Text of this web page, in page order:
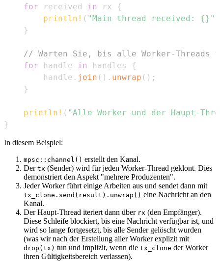
for received in rx
{
println! ( "Main thread received: {}"
}
// Warten Sie, bis alle Worker-Threads
for handle in handles
{
        handle
. join ( ) . unwrap ( ) ;
}
println! ( "Alle Worker und der Haupt-
}
In diesem Beispiel:
mpsc::channel() erstellt den Kanal.
Der tx (Sender) wird für jeden Worker-Thread geklont. Dies
demonstriert den Aspekt "mehrere Produzenten".
Jeder Worker führt einige Arbeiten aus und sendet dann mit
tx_clone.send(result).unwrap() eine Nachricht an den
Kanal.
Der Haupt-Thread iteriert dann über rx (den Empfänger).
Diese Schleife blockiert, bis eine Nachricht verfügbar ist, und
wird so lange fortgesetzt, bis alle Sender gelöscht wurden
(was wir nach der Erstellung aller Worker explizit mit
drop(tx) tun und implizit, wenn die tx_clone der Worker
ihren Gültigkeitsbereich verlassen).